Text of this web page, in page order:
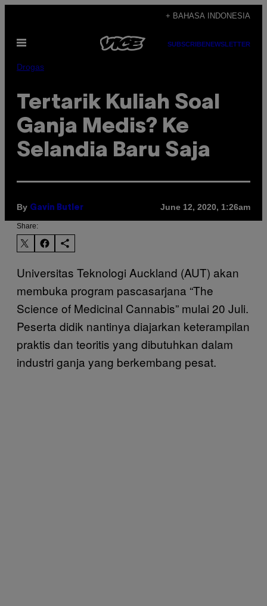
content
+ BAHASA INDONESIA
Open
SUBSCRIBENEWSLETTER
Drogas
Tertarik Kuliah Soal
Ganja Medis? Ke
Selandia Baru Saja
By Gavin Butler June 12, 2020, 1:26am
Share:
Universitas Teknologi Auckland (AUT) akan
membuka program pascasarjana “The
Science of Medicinal Cannabis” mulai 20 Juli.
Peserta didik nantinya diajarkan keterampilan
praktis dan teoritis yang dibutuhkan dalam
industri ganja yang berkembang pesat.